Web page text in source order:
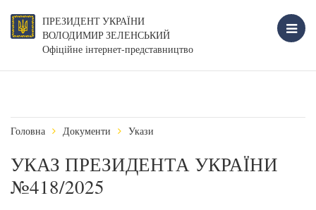
ПРЕЗИДЕНТ УКРАЇНИ
ВОЛОДИМИР ЗЕЛЕНСЬКИЙ
Офіційне інтернет-представництво
Головна Документи Укази
УКАЗ ПРЕЗИДЕНТА УКРАЇНИ
№418/2025